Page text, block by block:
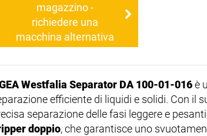
magazzino -
richiedere una
macchina alternativa
Westfalia Separator DA 100-01-016è
efficiente di liquidi e solidi. Con il
separazione delle fasi leggere e
doppio, che garantisce uno